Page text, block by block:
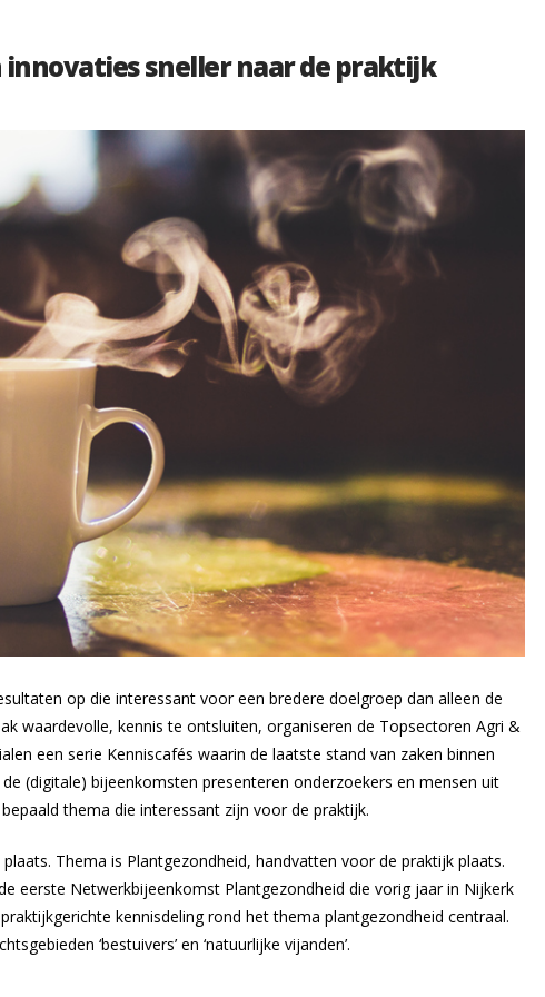
sneller naar de praktijk
op die interessant voor een bredere doelgroep dan alleen de
waardevolle, kennis te ontsluiten, organiseren de Topsectoren Agri &
een serie Kenniscafés waarin de laatste stand van zaken binnen
(digitale) bijeenkomsten presenteren onderzoekers en mensen uit
thema die interessant zijn voor de praktijk.
Thema is Plantgezondheid, handvatten voor de praktijk plaats.
eerste Netwerkbijeenkomst Plantgezondheid die vorig jaar in Nijkerk
kennisdeling rond het thema plantgezondheid centraal.
‘bestuivers’ en ‘natuurlijke vijanden’.